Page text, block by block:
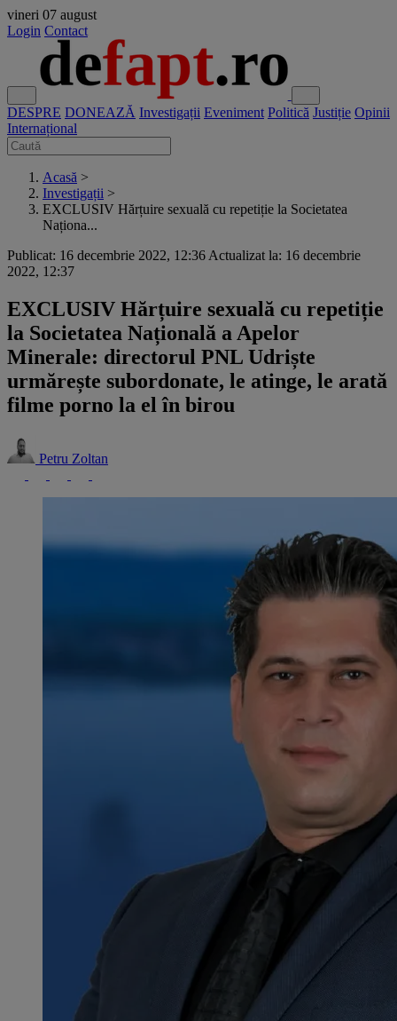
vineri 07 august
Login Contact
DESPRE DONEAZĂ Investigații Eveniment Politică Justiție Opinii
Internațional
Acasă >
Investigații >
EXCLUSIV Hărțuire sexuală cu repetiție la Societatea
Naționa...
Publicat: 16 decembrie 2022, 12:36 Actualizat la: 16 decembrie
2022, 12:37
EXCLUSIV Hărțuire sexuală cu repetiție
la Societatea Națională a Apelor
Minerale: directorul PNL Udriște
urmărește subordonate, le atinge, le arată
filme porno la el în birou
Petru Zoltan